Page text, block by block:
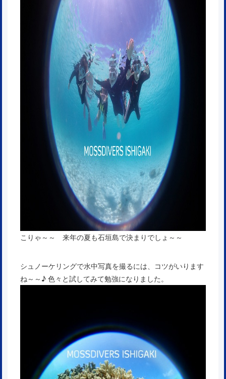
こりゃ～～ 来年の夏も石垣島で決まりでしょ～～
シュノーケリングで水中写真を撮るには、コツがいります
ね～～♪ 色々と試してみて勉強になりました。